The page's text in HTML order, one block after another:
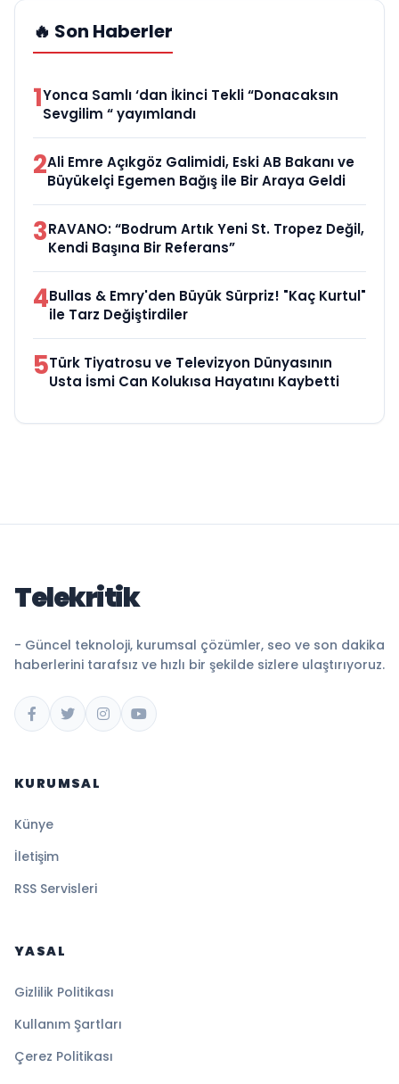
🔥 Son Haberler
1Yonca Samlı ‘dan İkinci Tekli “Donacaksın
Sevgilim “ yayımlandı
2Ali Emre Açıkgöz Galimidi, Eski AB Bakanı ve
Büyükelçi Egemen Bağış ile Bir Araya Geldi
3RAVANO: “Bodrum Artık Yeni St. Tropez Değil,
Kendi Başına Bir Referans”
4Bullas & Emry'den Büyük Sürpriz! "Kaç Kurtul"
ile Tarz Değiştirdiler
5Türk Tiyatrosu ve Televizyon Dünyasının
Usta İsmi Can Kolukısa Hayatını Kaybetti
Telekritik
- Güncel teknoloji, kurumsal çözümler, seo ve son dakika
haberlerini tarafsız ve hızlı bir şekilde sizlere ulaştırıyoruz.
KURUMSAL
Künye
İletişim
RSS Servisleri
YASAL
Gizlilik Politikası
Kullanım Şartları
Çerez Politikası